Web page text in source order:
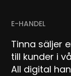
E-HANDEL
Tinna säljer
till kunder i
All digital